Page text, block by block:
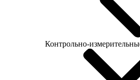
Контрольно-